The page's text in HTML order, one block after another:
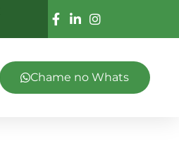
Chame no Whats